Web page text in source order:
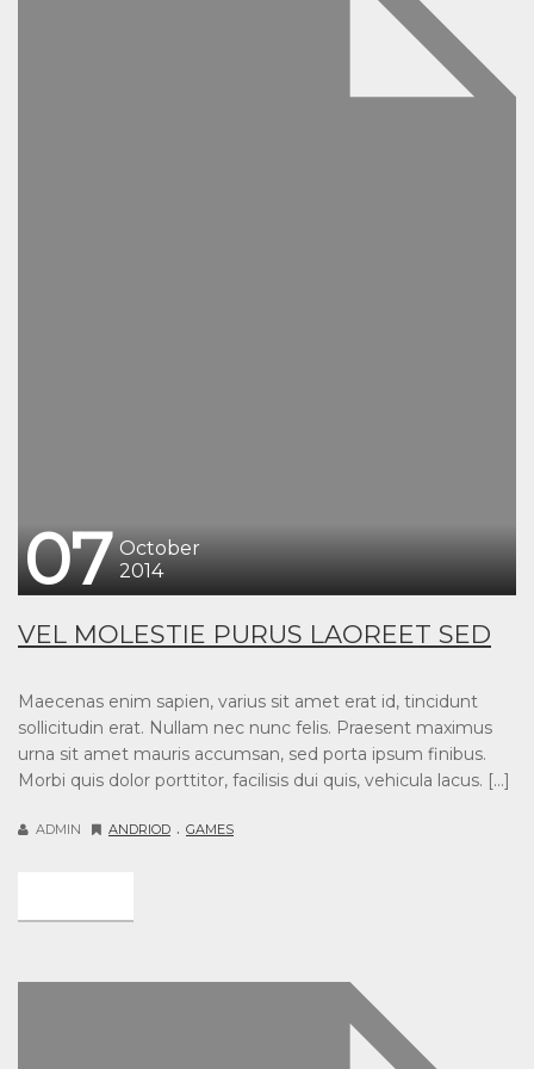
07 October
2014
VEL MOLESTIE PURUS LAOREET SED
Maecenas enim sapien, varius sit amet erat id, tincidunt
sollicitudin erat. Nullam nec nunc felis. Praesent maximus
urna sit amet mauris accumsan, sed porta ipsum finibus.
Morbi quis dolor porttitor, facilisis dui quis, vehicula lacus. […]
ADMIN ANDRIOD . GAMES